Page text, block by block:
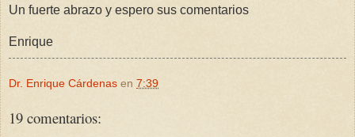
Un fuerte abrazo y espero sus comentarios
Enrique
Dr. Enrique Cárdenas en 7:39
19 comentarios: